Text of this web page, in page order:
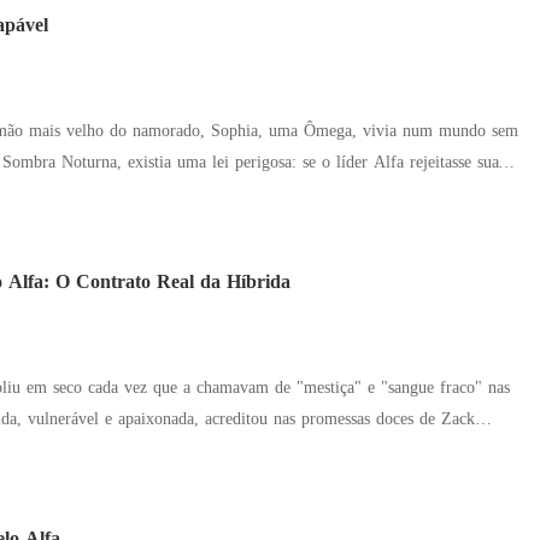
mais velho do namorado, Sophia, uma Ômega, vivia num mundo sem
Alfa: O Contrato Real da Híbrida
em seco cada vez que a chamavam de "mestiça" e "sangue fraco" nas
vulnerável e apaixonada, acreditou nas promessas doces de Zack